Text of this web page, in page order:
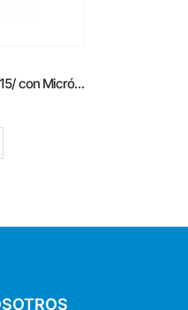
Auriculares Intrauditivos Aiwa ESTM-20RD/ Jack 3.5/ Rojos